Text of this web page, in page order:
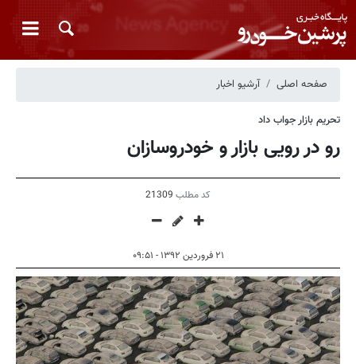
صفحه اصلی آرشیو اخبار
تحریم بازار جواب داد
رو در رویی بازار و خودروسازان
کد مطلب 21309
۲۱ فروردین ۱۳۹۲ - ۰۹:۵۱